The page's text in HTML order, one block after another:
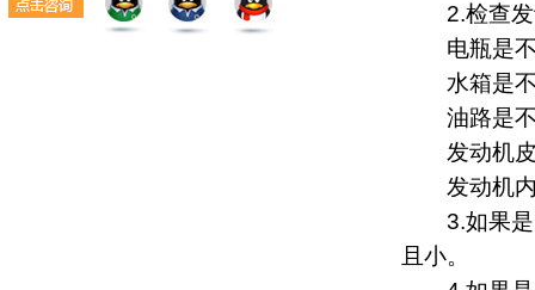
2.检查发
电瓶是不
水箱是不
油路是不
发动机皮
发动机内
3.如果是
且小。